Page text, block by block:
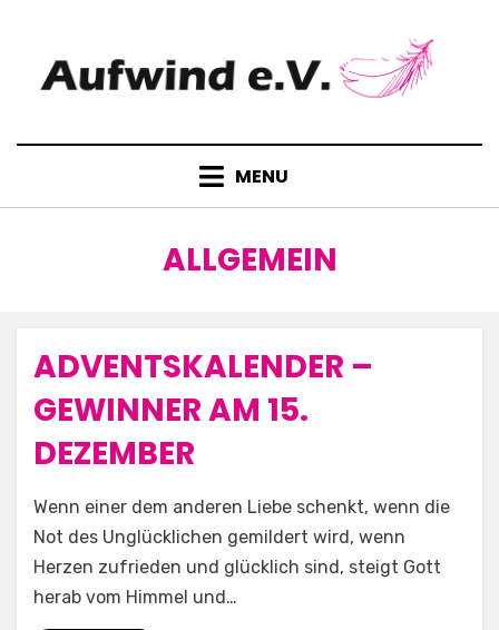
content
MENU
KATEGORIE
:
ALLGEMEIN
Posted
on
15. Dezember 2025
Allgemein
ADVENTSKALENDER –
GEWINNER AM 15.
DEZEMBER
Aufwind e.V.
Wenn einer dem anderen Liebe schenkt, wenn die
Not des Unglücklichen gemildert wird, wenn
Herzen zufrieden und glücklich sind, steigt Gott
herab vom Himmel und…